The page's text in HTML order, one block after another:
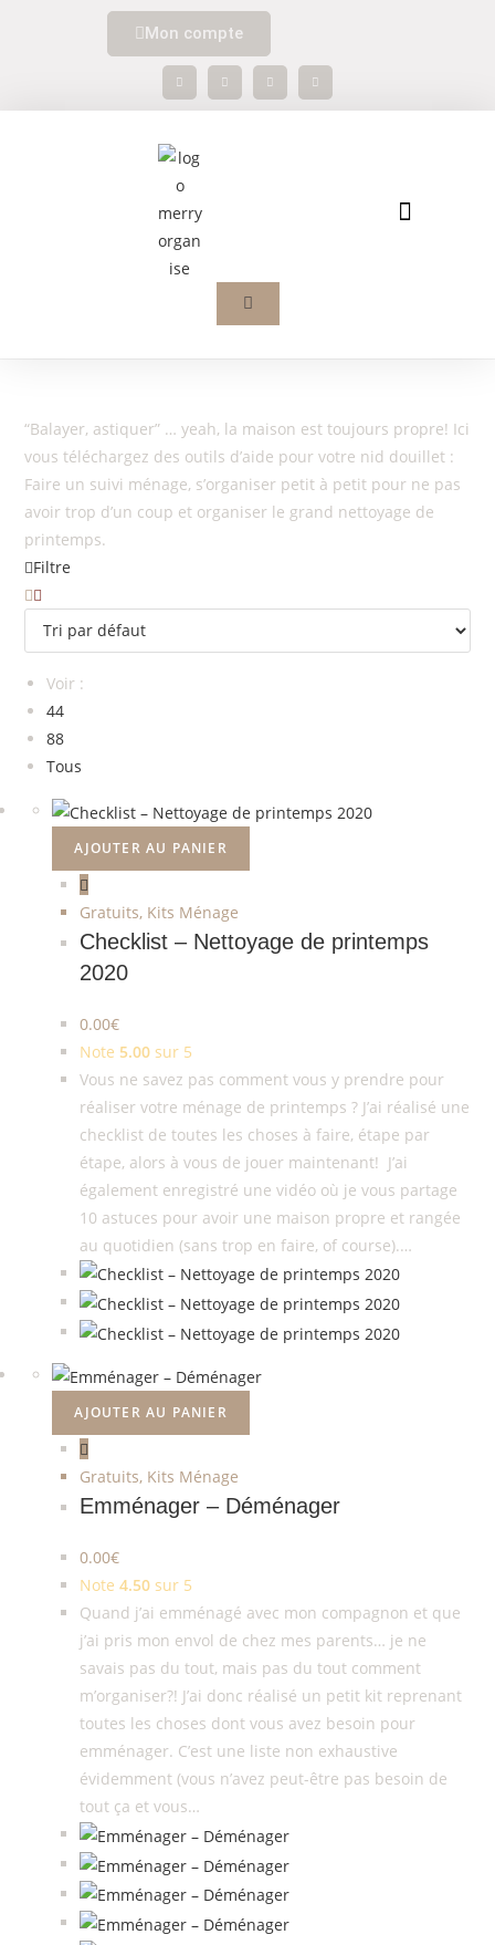
Mon compte
“Balayer, astiquer” … yeah, la maison est toujours propre! Ici
vous téléchargez des outils d’aide pour votre nid douillet :
Faire un suivi ménage, s’organiser petit à petit pour ne pas
avoir trop d’un coup et organiser le grand nettoyage de
printemps.
Filtre
Voir :
44
88
Tous
AJOUTER AU PANIER
Gratuits, Kits Ménage
Checklist – Nettoyage de printemps
2020
0.00€
Note 5.00 sur 5
Vous ne savez pas comment vous y prendre pour
réaliser votre ménage de printemps ? J’ai réalisé une
checklist de toutes les choses à faire, étape par
étape, alors à vous de jouer maintenant! J’ai
également enregistré une vidéo où je vous partage
10 astuces pour avoir une maison propre et rangée
au quotidien (sans trop en faire, of course).…
AJOUTER AU PANIER
Gratuits, Kits Ménage
Emménager – Déménager
0.00€
Note4.50 sur 5
Quand j’ai emménagé avec mon compagnon et que
j’ai pris mon envol de chez mes parents… je ne
savais pas du tout, mais pas du tout comment
m’organiser?! J’ai donc réalisé un petit kit reprenant
toutes les choses dont vous avez besoin pour
emménager. C’est une liste non exhaustive
évidemment (vous n’avez peut-être pas besoin de
tout ça et vous…